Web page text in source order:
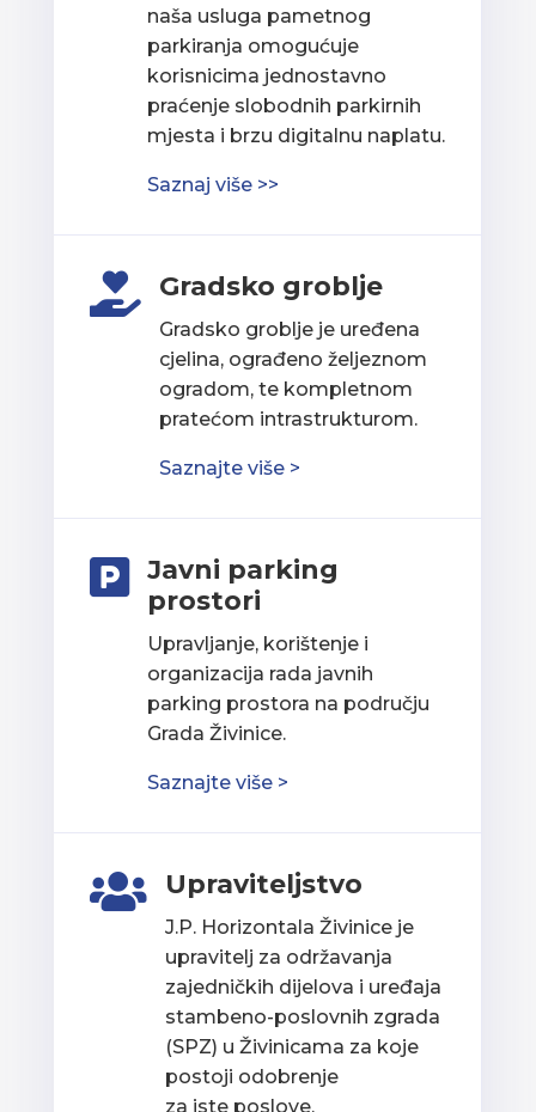
naša usluga pametnog
parkiranja omogućuje
korisnicima jednostavno
praćenje slobodnih parkirnih
mjesta i brzu digitalnu naplatu.
Saznaj više >>
 Gradsko groblje
Gradsko groblje je uređena
cjelina, ograđeno željeznom
ogradom, te kompletnom
pratećom intrastrukturom.
Saznajte više >

Javni parking
prostori
Upravljanje, korištenje i
organizacija rada javnih
parking prostora na području
Grada Živinice.
Saznajte više >
 Upraviteljstvo
J.P. Horizontala Živinice je
upravitelj za održavanja
zajedničkih dijelova i uređaja
stambeno-poslovnih zgrada
(SPZ) u Živinicama za koje
postoji odobrenje
za iste poslove.